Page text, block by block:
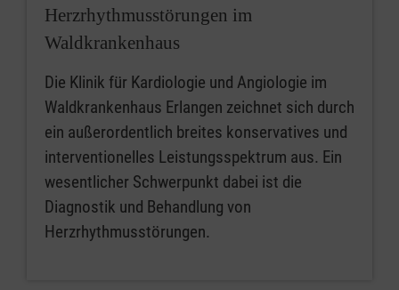
Herzrhythmusstörungen im
Waldkrankenhaus
Die Klinik für Kardiologie und Angiologie im
Waldkrankenhaus Erlangen zeichnet sich durch
ein außerordentlich breites konservatives und
interventionelles Leistungsspektrum aus. Ein
wesentlicher Schwerpunkt dabei ist die
Diagnostik und Behandlung von
Herzrhythmusstörungen.